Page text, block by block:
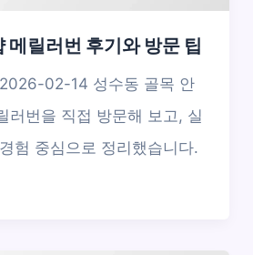
메릴러번 후기와 방문 팁
02-14 성수동 골목 안
러번을 직접 방문해 보고, 실
험 중심으로 정리했습니다.